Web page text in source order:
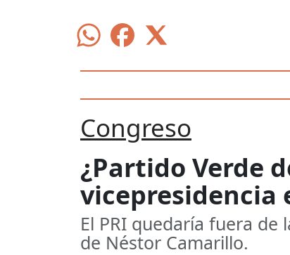
Congreso
¿Partido Verde
vicepresidencia
El PRI quedaría fuera de
de Néstor Camarillo.